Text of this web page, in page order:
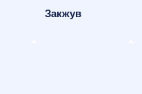
Закжув